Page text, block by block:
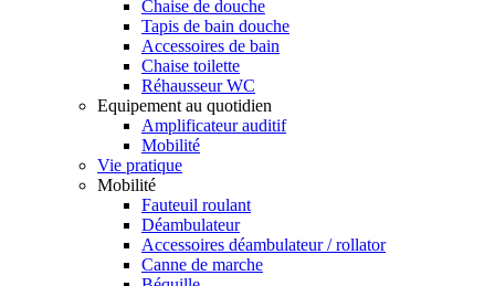
Chaise de douche
Tapis de bain douche
Accessoires de bain
Chaise toilette
Réhausseur WC
Equipement au quotidien
Amplificateur auditif
Mobilité
Vie pratique
Mobilité
Fauteuil roulant
Déambulateur
Accessoires déambulateur / rollator
Canne de marche